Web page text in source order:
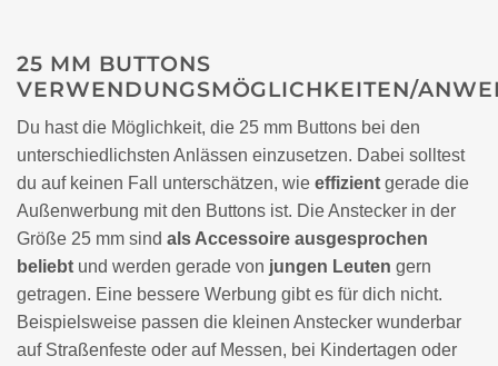
25 MM BUTTONS
VERWENDUNGSMÖGLICHKEITEN/
Du hast die Möglichkeit, die 25 mm Buttons bei den
unterschiedlichsten Anlässen einzusetzen. Dabei solltest
du auf keinen Fall unterschätzen, wie effizient gerade die
Außenwerbung mit den Buttons ist. Die Anstecker in der
Größe 25 mm sind als Accessoire ausgesprochen
beliebt und werden gerade von jungen Leuten gern
getragen. Eine bessere Werbung gibt es für dich nicht.
Beispielsweise passen die kleinen Anstecker wunderbar
auf Straßenfeste oder auf Messen, bei Kindertagen oder